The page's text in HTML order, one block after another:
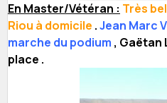
En Master/Vétéran : Très
Riou à domicile .Jean Marc
marche du podium , Gaëtan
place .